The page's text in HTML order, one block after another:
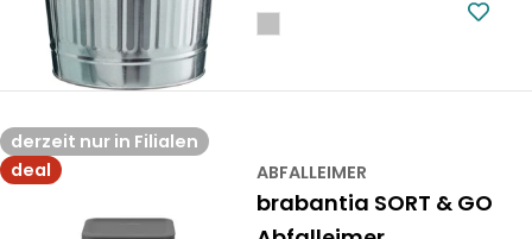
derzeit nur in Filialen
deal
ABFALLEIMER
brabantia SORT & GO